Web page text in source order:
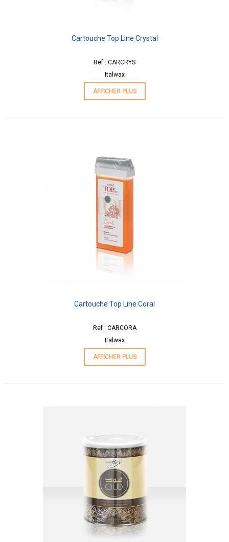
Cartouche Top Line Crystal
Ref : CARCRYS
Italwax
AFFICHER PLUS
Cartouche Top Line Coral
Ref : CARCORA
Italwax
AFFICHER PLUS